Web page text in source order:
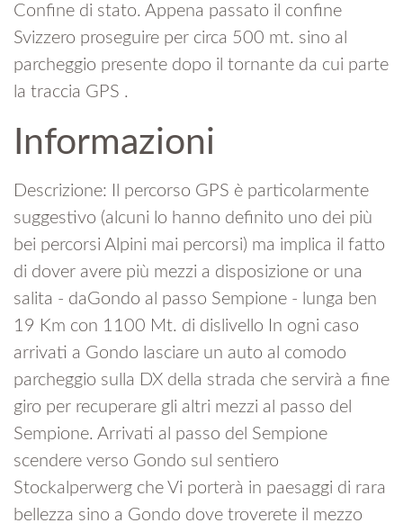
Confine di stato. Appena passato il confine
Svizzero proseguire per circa 500 mt. sino al
parcheggio presente dopo il tornante da cui parte
la traccia GPS .
Informazioni
Descrizione: Il percorso GPS è particolarmente
suggestivo (alcuni lo hanno definito uno dei più
bei percorsi Alpini mai percorsi) ma implica il fatto
di dover avere più mezzi a disposizione or una
salita - daGondo al passo Sempione - lunga ben
19 Km con 1100 Mt. di dislivello In ogni caso
arrivati a Gondo lasciare un auto al comodo
parcheggio sulla DX della strada che servirà a fine
giro per recuperare gli altri mezzi al passo del
Sempione. Arrivati al passo del Sempione
scendere verso Gondo sul sentiero
Stockalperwerg che Vi porterà in paesaggi di rara
bellezza sino a Gondo dove troverete il mezzo